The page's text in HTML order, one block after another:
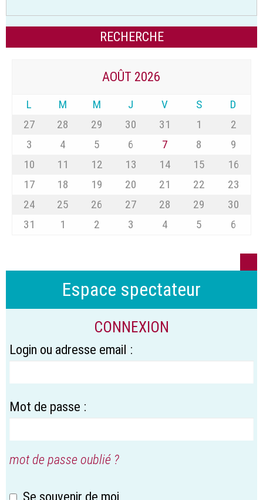
AOÛT 2026
L M M J V S
D
27
28 29 30 31 1
2
3
4 5 6 7 8
9
10
11 12 13 14 15
16
17
18 19 20 21 22
23
24
25 26 27 28 29
30
31
1 2 3 4 5 6
Espace spectateur
CONNEXION
Login ou adresse email :
Mot de passe :
mot de passe oublié ?
Se souvenir de moi